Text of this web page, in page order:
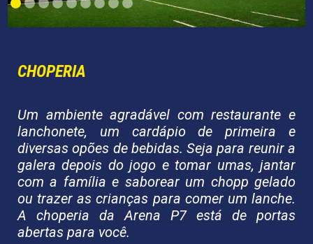
CHOPERIA
Um ambiente agradável com restaurante e
lanchonete, um cardápio de primeira e
diversas opões de bebidas. Seja para reunir a
galera depois do jogo e tomar umas, jantar
com a família e saborear um chopp gelado
ou trazer as crianças para comer um lanche.
A choperia da Arena P7 está de portas
abertas para você.